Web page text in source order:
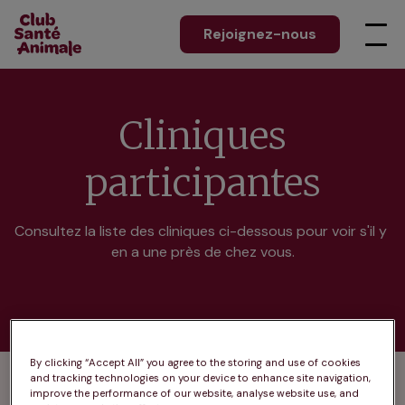
Rejoignez-nous
Cliniques
participantes
Consultez la liste des cliniques ci-dessous pour voir s'il y
en a une près de chez vous.
Les cliniques participantes
By clicking “Accept All” you agree to the storing and use of cookies
and tracking technologies on your device to enhance site navigation,
improve the performance of our website, analyse website use, and